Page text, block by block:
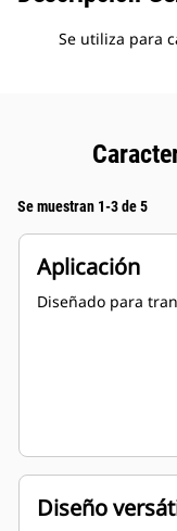
Se utiliza para
Se muestran 1-3 de 5
Aplicación
Diseñado para
Diseño